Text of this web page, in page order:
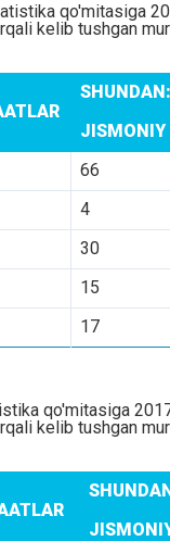
qo'mitasiga
kelib tushgan
SHUNDAN:
JISMONIY
66
4
30
15
17
qo'mitasiga
kelib tushgan